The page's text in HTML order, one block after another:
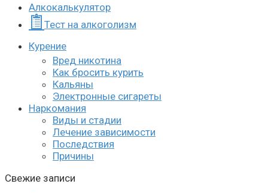
Алкокалькулятор
Тест на алкоголизм
Курение
Вред никотина
Как бросить курить
Кальяны
Электронные сигареты
Наркомания
Виды и стадии
Лечение зависимости
Последствия
Причины
Свежие записи